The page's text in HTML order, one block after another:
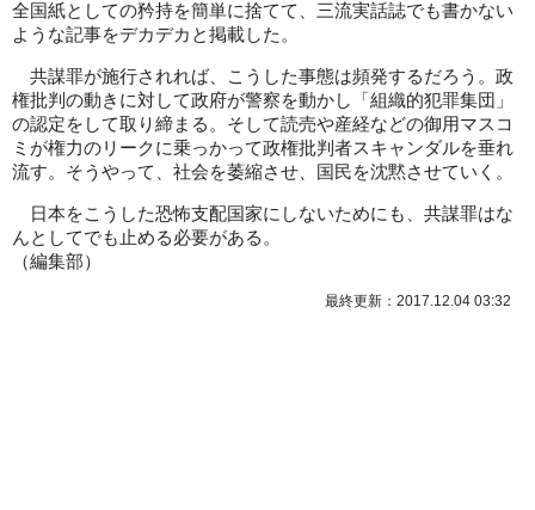
全国紙としての矜持を簡単に捨てて、三流実話誌でも書かない
ような記事をデカデカと掲載した。
共謀罪が施行されれば、こうした事態は頻発するだろう。政
権批判の動きに対して政府が警察を動かし「組織的犯罪集団」
の認定をして取り締まる。そして読売や産経などの御用マスコ
ミが権力のリークに乗っかって政権批判者スキャンダルを垂れ
流す。そうやって、社会を萎縮させ、国民を沈黙させていく。
日本をこうした恐怖支配国家にしないためにも、共謀罪はな
んとしてでも止める必要がある。
（編集部）
最終更新：2017.12.04 03:32